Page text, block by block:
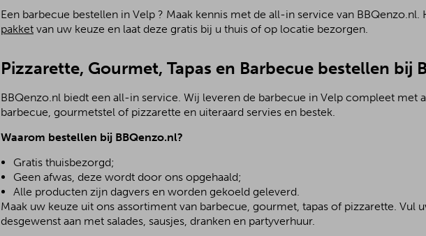
Een barbecue bestellen in Velp ? Maak kennis met de all-in service van BBQenzo.nl.
pakket van uw keuze en laat deze gratis bij u thuis of op locatie bezorgen.
Pizzarette, Gourmet, Tapas en Barbecue bestellen bij
BBQenzo.nl biedt een all-in service. Wij leveren de barbecue in Velp compleet met
barbecue, gourmetstel of pizzarette en uiteraard servies en bestek.
Waarom bestellen bij BBQenzo.nl?
Gratis thuisbezorgd;
Geen afwas, deze wordt door ons opgehaald;
Alle producten zijn dagvers en worden gekoeld geleverd.
Maak uw keuze uit ons assortiment van barbecue, gourmet, tapas of pizzarette. Vul
desgewenst aan met salades, sausjes, dranken en partyverhuur.